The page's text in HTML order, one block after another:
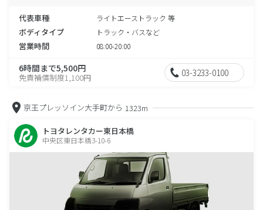
代表車種 ライトエーストラック 等
ボディタイプ トラック・バスなど
営業時間 08:00-20:00
6時間まで5,500円
免責補償制度1,100円 03-3233-0100
京王プレッソイン大手町から 1323m
トヨタレンタカー東日本橋
中央区東日本橋3-10-6